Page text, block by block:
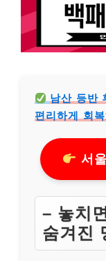
남산 등반
편리하게 회
서
– 놓치
숨겨진